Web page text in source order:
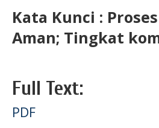
Kata Kunci :
Aman; Tingkat
Full Text:
PDF